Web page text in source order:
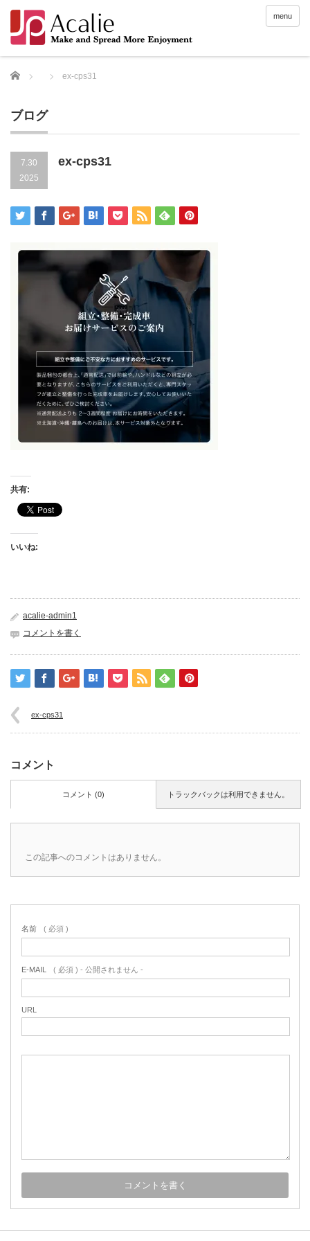
menu
Home ex-cps31
ブログ
7.30
2025
ex-cps31
共有:
いいね:
acalie-admin1
コメントを書く
ex-cps31
コメント
トラックバックは利用できません。
コメント (0)
この記事へのコメントはありません。
名前 ( 必須 )
E-MAIL ( 必須 ) - 公開されません -
URL